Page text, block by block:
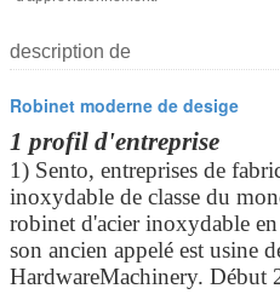
description de
Robinet moderne de desige
1 profil d'entreprise
1) Sento, entreprises de
inoxydable de classe du
robinet d'acier inoxydable
son ancien appelé est usine
HardwareMachinery. Début